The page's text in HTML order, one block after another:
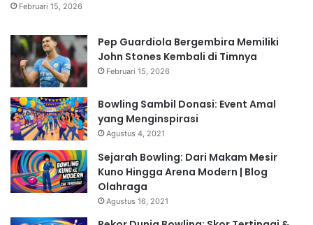
Februari 15, 2026
Pep Guardiola Bergembira Memiliki
John Stones Kembali di Timnya
Februari 15, 2026
Bowling Sambil Donasi: Event Amal
yang Menginspirasi
Agustus 4, 2021
Sejarah Bowling: Dari Makam Mesir
Kuno Hingga Arena Modern | Blog
Olahraga
Agustus 16, 2021